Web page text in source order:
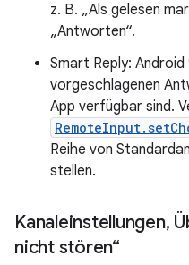
z. B. „Als gelesen
„Antworten“.
Smart Reply:
vorgeschlagenen
App verfügbar sind.
Reihe von
stellen.
Kanaleinstellungen,
nicht stören“